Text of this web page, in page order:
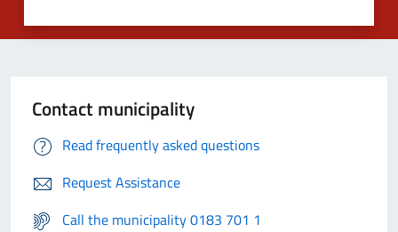
Contact municipality
Read frequently asked questions
Request Assistance
Call the municipality 0183 701 1